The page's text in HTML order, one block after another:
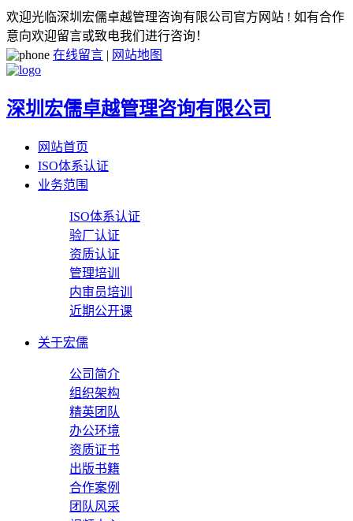
欢迎光临深圳宏儒卓越管理咨询有限公司官方网站 ! 如有合作
意向欢迎留言或致电我们进行咨询！
在线留言 | 网站地图
深圳宏儒卓越管理咨询有限公司
网站首页
ISO体系认证
业务范围
ISO体系认证
验厂认证
资质认证
管理培训
内审员培训
近期公开课
关于宏儒
公司简介
组织架构
精英团队
办公环境
资质证书
出版书籍
合作案例
团队风采